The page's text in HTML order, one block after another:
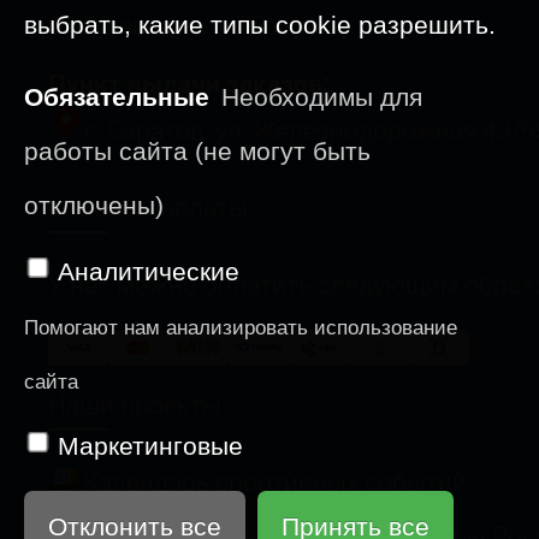
09-23 августа: ОТПУСК
Пункт выдачи заказов:
Способы оплаты
У нас можно оплатить следующим
выбрать, какие типы cookie разрешить.
Обязательные Необходимы для
работы сайта (не могут быть
отключены)
Аналитические
Помогают нам анализировать использование
сайта
Маркетинговые
Отклонить все Принять все